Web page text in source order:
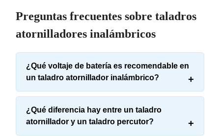
Preguntas frecuentes sobre taladros
atornilladores inalámbricos
¿Qué voltaje de batería es recomendable en
un taladro atornillador inalámbrico?
¿Qué diferencia hay entre un taladro
atornillador y un taladro percutor?